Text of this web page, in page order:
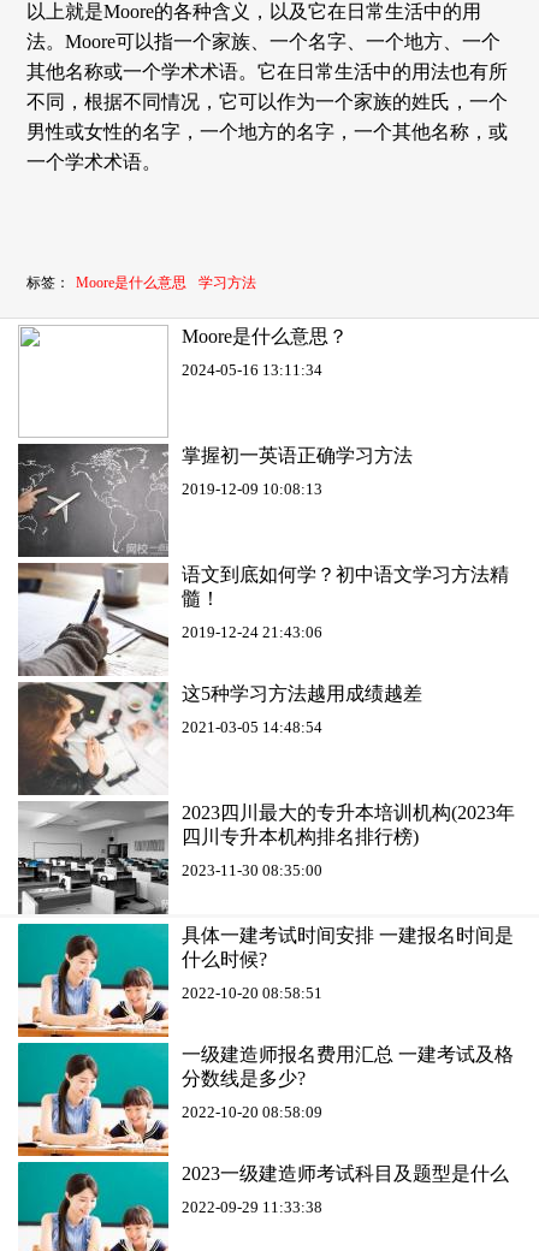
以上就是Moore的各种含义，以及它在日常生活中的用
法。Moore可以指一个家族、一个名字、一个地方、一个
其他名称或一个学术术语。它在日常生活中的用法也有所
不同，根据不同情况，它可以作为一个家族的姓氏，一个
男性或女性的名字，一个地方的名字，一个其他名称，或
一个学术术语。
标签： Moore是什么意思 学习方法
Moore是什么意思？
2024-05-16 13:11:34
掌握初一英语正确学习方法
2019-12-09 10:08:13
语文到底如何学？初中语文学习方法精
髓！
2019-12-24 21:43:06
这5种学习方法越用成绩越差
2021-03-05 14:48:54
2023四川最大的专升本培训机构(2023年
四川专升本机构排名排行榜)
2023-11-30 08:35:00
具体一建考试时间安排 一建报名时间是
什么时候?
2022-10-20 08:58:51
一级建造师报名费用汇总 一建考试及格
分数线是多少?
2022-10-20 08:58:09
2023一级建造师考试科目及题型是什么
2022-09-29 11:33:38